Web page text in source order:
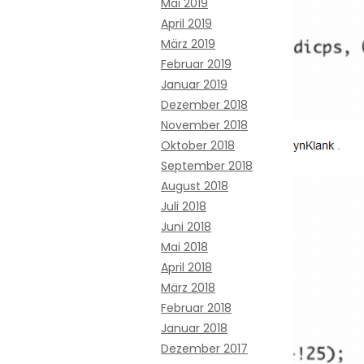
Mai 2019
April 2019
März 2019
Februar 2019
Januar 2019
Dezember 2018
November 2018
Oktober 2018
September 2018
August 2018
Juli 2018
Juni 2018
Mai 2018
April 2018
März 2018
Februar 2018
Januar 2018
Dezember 2017